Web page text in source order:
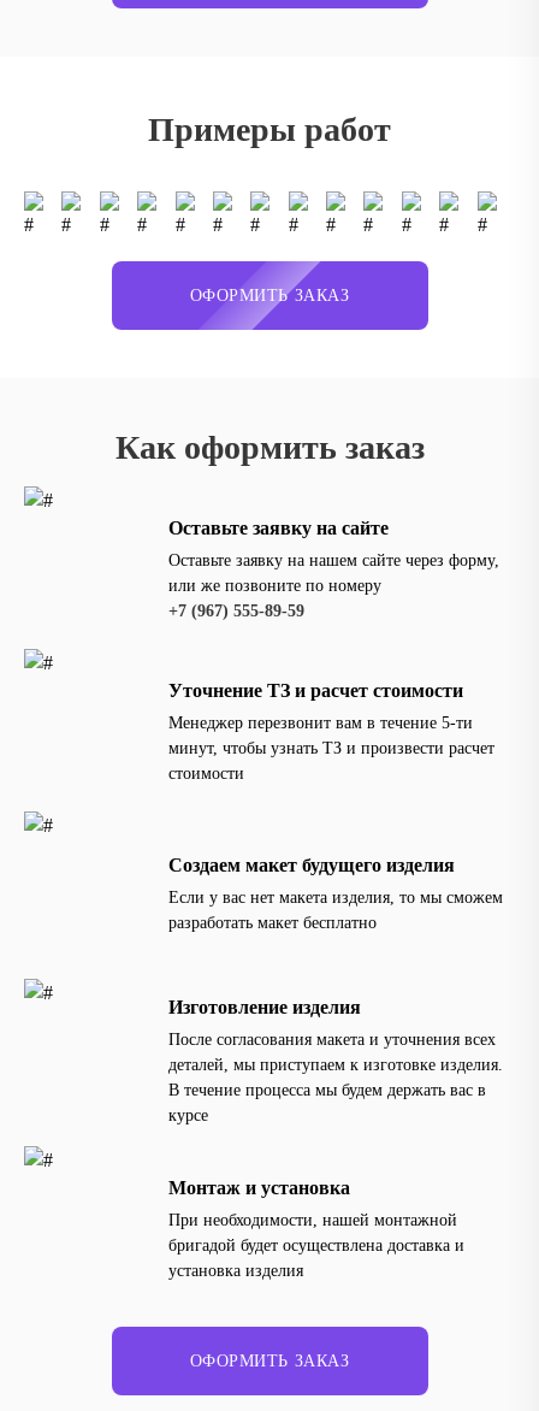
Примеры работ
ОФОРМИТЬ ЗАКАЗ
Как оформить заказ
Оставьте заявку на сайте
Оставьте заявку на нашем сайте через форму,
или же позвоните по номеру
‪+7 (967) 555-89-59
Уточнение ТЗ и расчет стоимости
Менеджер перезвонит вам в течение 5-ти
минут, чтобы узнать ТЗ и произвести расчет
стоимости
Создаем макет будущего изделия
Если у вас нет макета изделия, то мы сможем
разработать макет бесплатно
Изготовление изделия
После согласования макета и уточнения всех
деталей, мы приступаем к изготовке изделия.
В течение процесса мы будем держать вас в
курсе
Монтаж и установка
При необходимости, нашей монтажной
бригадой будет осуществлена доставка и
установка изделия
ОФОРМИТЬ ЗАКАЗ